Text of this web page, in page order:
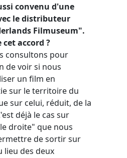
convenu d'une
le distributeur
Filmuseum".
accord ?
consultons pour
de voir si nous
un film en
sur le territoire du
sur celui, réduit, de la
déjà le cas sur
droite" que nous
de sortir sur
lieu des deux